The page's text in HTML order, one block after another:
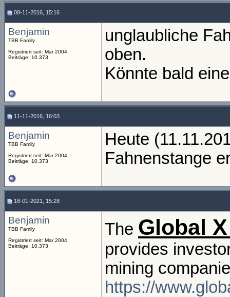
08-11-2016, 15:16
Benjamin
TBB Family
Registriert seit: Mar 2004
Beiträge: 10.373
unglaubliche
oben.
Könnte bald
11-11-2016, 16:03
Benjamin
TBB Family
Registriert seit: Mar 2004
Beiträge: 10.373
Heute
Fahnenstange
18-01-2021, 15:28
Benjamin
TBB Family
Registriert seit: Mar 2004
Beiträge: 10.373
The Global
provides
mining
https://